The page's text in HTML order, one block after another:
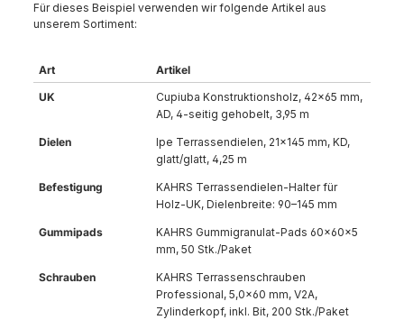
Für dieses Beispiel verwenden wir folgende Artikel aus
unserem Sortiment:
Art
Artikel
UK
Cupiuba Konstruktionsholz, 42×65 mm,
AD, 4-seitig gehobelt, 3,95 m
Dielen
Ipe Terrassendielen, 21×145 mm, KD,
glatt/glatt, 4,25 m
Befestigung
KAHRS Terrassendielen-Halter für
Holz-UK, Dielenbreite: 90–145 mm
Gummipads
KAHRS Gummigranulat-Pads 60×60×5
mm, 50 Stk./Paket
Schrauben
KAHRS Terrassenschrauben
Professional, 5,0×60 mm, V2A,
Zylinderkopf, inkl. Bit, 200 Stk./Paket